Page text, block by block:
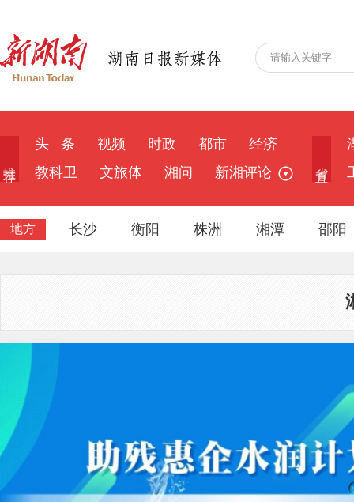
头 条 视频 时政 都市
经济
教科卫
文旅体 湘问 新湘评论
地方 长沙 衡阳 株洲 湘潭 邵阳